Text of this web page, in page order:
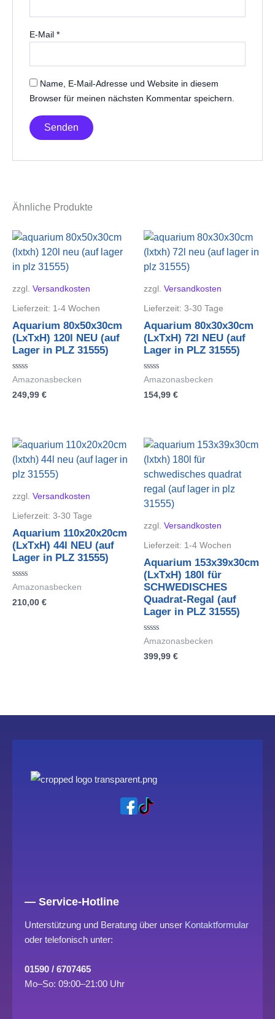
E-Mail *
Name, E-Mail-Adresse und Website in diesem
Browser für meinen nächsten Kommentar speichern.
Ähnliche Produkte
zzgl. Versandkosten
Lieferzeit: 1-4 Wochen
Aquarium 80x50x30cm
(LxTxH) 120l NEU (auf
Lager in PLZ 31555)
Bewertet
0
Amazonasbecken
249,99 €
zzgl. Versandkosten
Lieferzeit: 3-30 Tage
Aquarium 80x30x30cm
(LxTxH) 72l NEU (auf
Lager in PLZ 31555)
Bewertet
0
Amazonasbecken
154,99 €
zzgl. Versandkosten
Lieferzeit: 3-30 Tage
Aquarium 110x20x20cm
(LxTxH) 44l NEU (auf
Lager in PLZ 31555)
Bewertet
0
Amazonasbecken
210,00 €
zzgl. Versandkosten
Lieferzeit: 1-4 Wochen
Aquarium 153x39x30cm
(LxTxH) 180l für
SCHWEDISCHES
Quadrat-Regal (auf
Lager in PLZ 31555)
Bewertet
0
Amazonasbecken
399,99 €
— Service-Hotline
Unterstützung und Beratung über unser Kontaktformular
oder telefonisch unter:
01590 / 6707465
Mo–So: 09:00–21:00 Uhr